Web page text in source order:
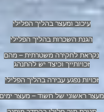
עיכוב ומעצר בהליך הפלילי
הגנת השכרות בהליך הפלילי
נקראת לחקירה משטרתית – מהם
זכויותייך וכיצד יש להתנהג
זכויות נפגע עבירה בהליך הפלילי
מעצר ראשוני של חשוד – מעצר ימים